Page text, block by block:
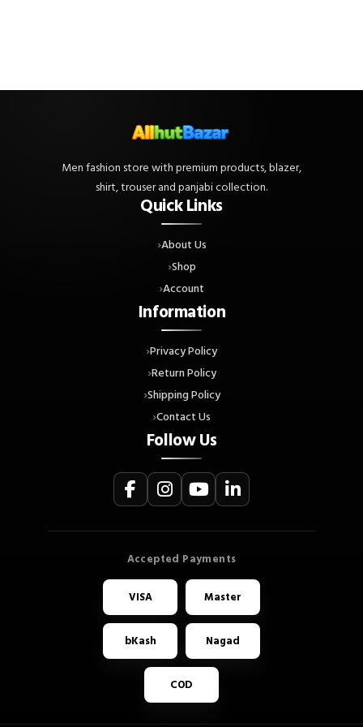
Men fashion store with premium products, blazer,
shirt, trouser and panjabi collection.
Quick Links
About Us
Shop
Account
Information
Privacy Policy
Return Policy
Shipping Policy
Contact Us
Follow Us
VISA Master
bKash Nagad
COD